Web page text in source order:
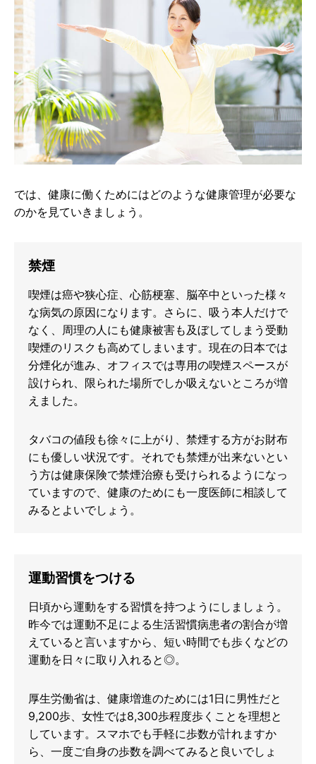
では、健康に働くためにはどのような健康管理が必要な
のかを見ていきましょう。
禁煙
喫煙は癌や狭心症、心筋梗塞、脳卒中といった様々
な病気の原因になります。さらに、吸う本人だけで
なく、周理の人にも健康被害も及ぼしてしまう受動
喫煙のリスクも高めてしまいます。現在の日本では
分煙化が進み、オフィスでは専用の喫煙スペースが
設けられ、限られた場所でしか吸えないところが増
えました。
タバコの値段も徐々に上がり、禁煙する方がお財布
にも優しい状況です。それでも禁煙が出来ないとい
う方は健康保険で禁煙治療も受けられるようになっ
ていますので、健康のためにも一度医師に相談して
みるとよいでしょう。
運動習慣をつける
日頃から運動をする習慣を持つようにしましょう。
昨今では運動不足による生活習慣病患者の割合が増
えていると言いますから、短い時間でも歩くなどの
運動を日々に取り入れると◎。
厚生労働省は、健康増進のためには1日に男性だと
9,200歩、女性では8,300歩程度歩くことを理想と
しています。スマホでも手軽に歩数が計れますか
ら、一度ご自身の歩数を調べてみると良いでしょ